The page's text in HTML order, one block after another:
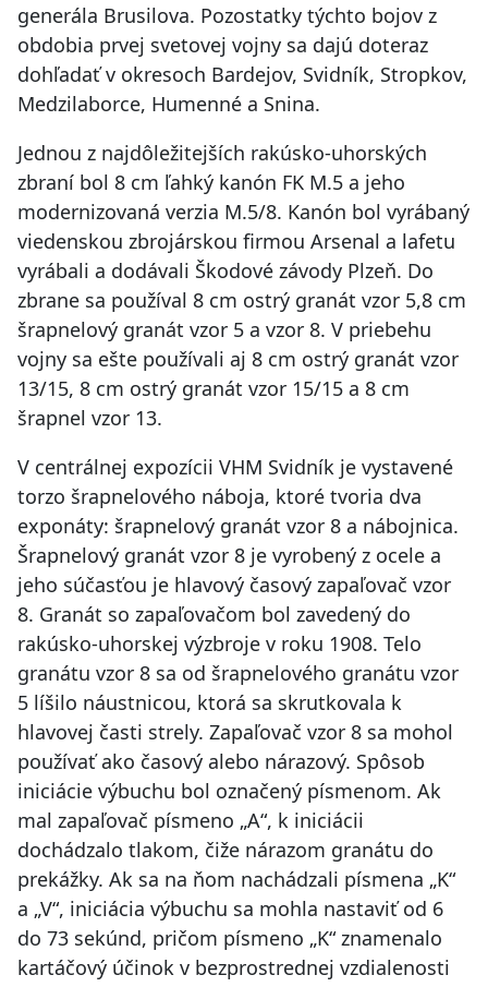
generála Brusilova. Pozostatky týchto bojov z
obdobia prvej svetovej vojny sa dajú doteraz
dohľadať v okresoch Bardejov, Svidník, Stropkov,
Medzilaborce, Humenné a Snina.
Jednou z najdôležitejších rakúsko-uhorských
zbraní bol 8 cm ľahký kanón FK M.5 a jeho
modernizovaná verzia M.5/8. Kanón bol vyrábaný
viedenskou zbrojárskou firmou Arsenal a lafetu
vyrábali a dodávali Škodové závody Plzeň. Do
zbrane sa používal 8 cm ostrý granát vzor 5,8 cm
šrapnelový granát vzor 5 a vzor 8. V priebehu
vojny sa ešte používali aj 8 cm ostrý granát vzor
13/15, 8 cm ostrý granát vzor 15/15 a 8 cm
šrapnel vzor 13.
V centrálnej expozícii VHM Svidník je vystavené
torzo šrapnelového náboja, ktoré tvoria dva
exponáty: šrapnelový granát vzor 8 a nábojnica.
Šrapnelový granát vzor 8 je vyrobený z ocele a
jeho súčasťou je hlavový časový zapaľovač vzor
8. Granát so zapaľovačom bol zavedený do
rakúsko-uhorskej výzbroje v roku 1908. Telo
granátu vzor 8 sa od šrapnelového granátu vzor
5 líšilo náustnicou, ktorá sa skrutkovala k
hlavovej časti strely. Zapaľovač vzor 8 sa mohol
používať ako časový alebo nárazový. Spôsob
iniciácie výbuchu bol označený písmenom. Ak
mal zapaľovač písmeno „A“, k iniciácii
dochádzalo tlakom, čiže nárazom granátu do
prekážky. Ak sa na ňom nachádzali písmena „K“
a „V“, iniciácia výbuchu sa mohla nastaviť od 6
do 73 sekúnd, pričom písmeno „K“ znamenalo
kartáčový účinok v bezprostrednej vzdialenosti